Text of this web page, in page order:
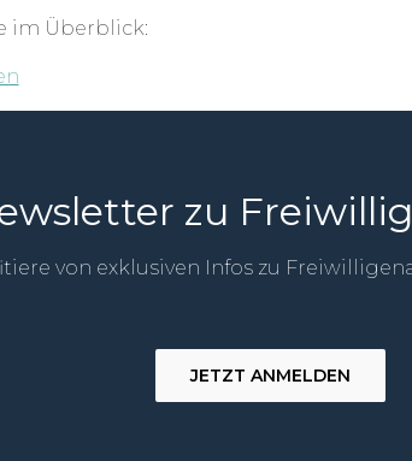
im Überblick:
zu
von exklusiven Infos zu
JETZT ANMELDEN